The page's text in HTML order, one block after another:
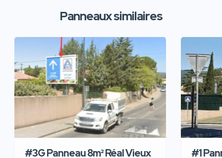
Panneaux similaires
#3G Panneau 8m² Réal Vieux #1